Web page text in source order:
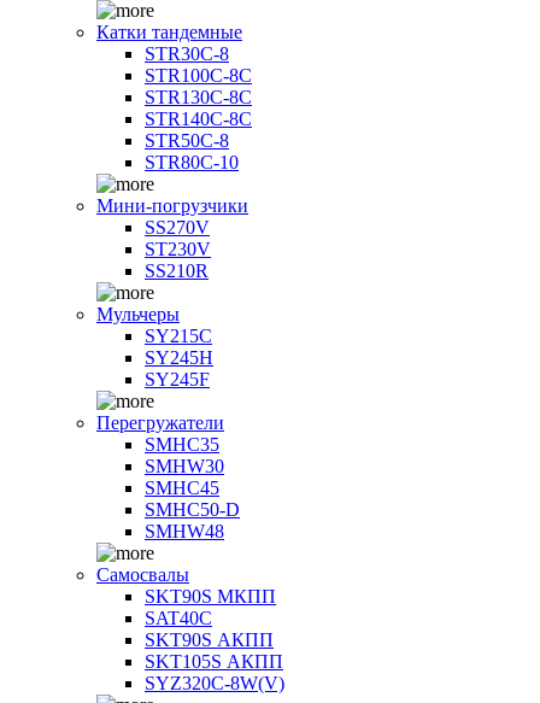
Катки тандемные
STR30C-8
STR100C-8С
STR130C-8С
STR140C-8С
STR50C-8
STR80C-10
Мини-погрузчики
SS270V
ST230V
SS210R
Мульчеры
SY215C
SY245H
SY245F
Перегружатели
SMHC35
SMHW30
SMHC45
SMHC50-D
SMHW48
Самосвалы
SKT90S МКПП
SAT40C
SKT90S АКПП
SKT105S АКПП
SYZ320C-8W(V)